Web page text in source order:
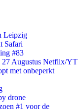
Leipzig
Safari
#83
Augustus Netflix/YT
met onbeperkt
drone
#1 voor de